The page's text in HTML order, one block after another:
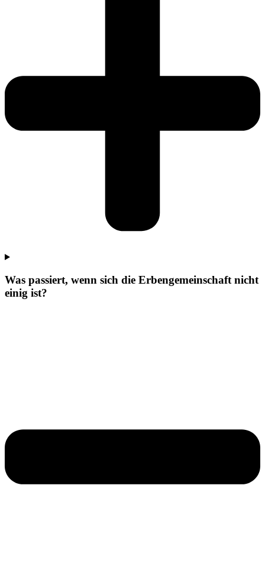
Was passiert, wenn sich die Erbengemeinschaft nicht
einig ist?